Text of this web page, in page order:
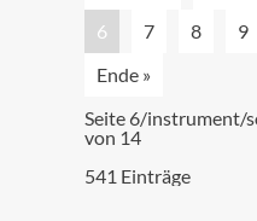
6
7 8 9
Ende »
Seite 6/instrument/
von 14
541 Einträge